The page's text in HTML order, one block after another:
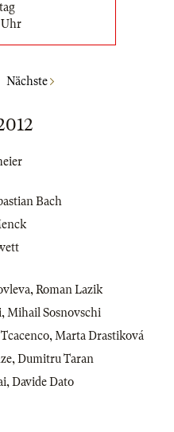
Uhr
Nächste
Bach
, Roman Lazik
, Mihail Sosnovschi
, Marta Drastiková
, Dumitru Taran
, Davide Dato